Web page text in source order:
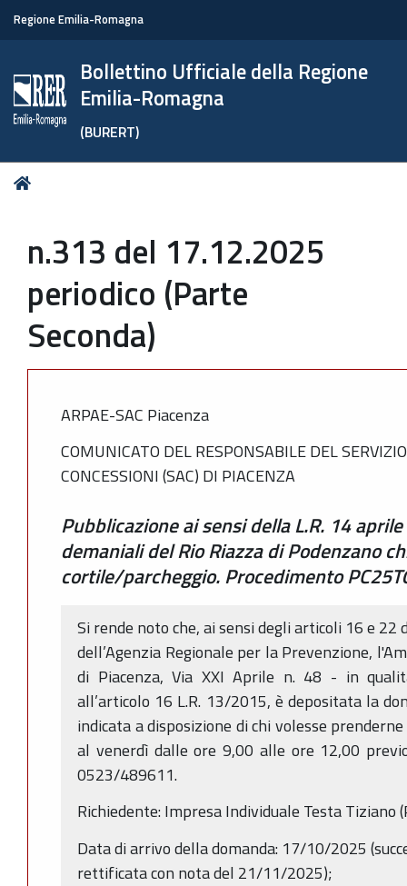
Regione Emilia-Romagna
Bollettino Ufficiale della Regione
Emilia-Romagna
(BURERT)
Tu
n.313 del 17.12.2025
periodico (Parte
Seconda)
ARPAE-SAC Piacenza
COMUNICATO DEL RESPONSABILE DEL
CONCESSIONI (SAC) DI PIACENZA
Pubblicazione ai sensi della L.R. 14
demaniali del Rio Riazza di Podenzano
cortile/parcheggio. Procedimento
Si rende noto che, ai sensi degli articoli 16 e
dell’Agenzia Regionale per la Prevenzione,
di Piacenza, Via XXI Aprile n. 48 - in
all’articolo 16 L.R. 13/2015, è depositata la
indicata a disposizione di chi volesse
al venerdì dalle ore 9,00 alle ore 12,00
0523/489611.
Richiedente: Impresa Individuale Testa Tiziano
Data di arrivo della domanda: 17/10/2025
rettificata con nota del 21/11/2025);